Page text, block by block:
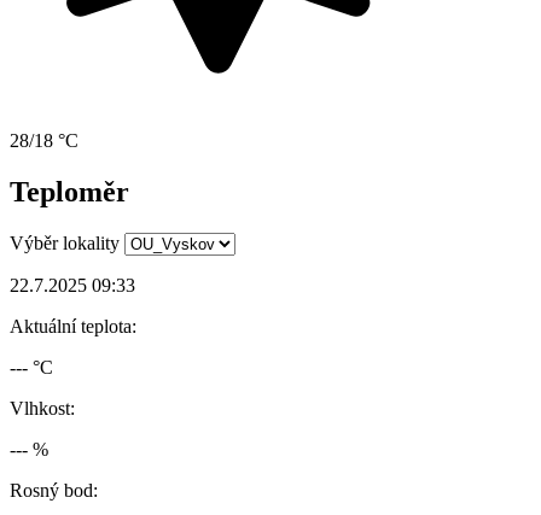
28/18 °C
Teploměr
Výběr lokality
22.7.2025 09:33
Aktuální teplota:
--- °C
Vlhkost:
--- %
Rosný bod: